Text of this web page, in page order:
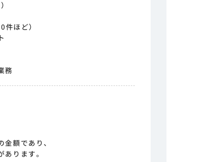
ほど）
務
額であり、
ります。